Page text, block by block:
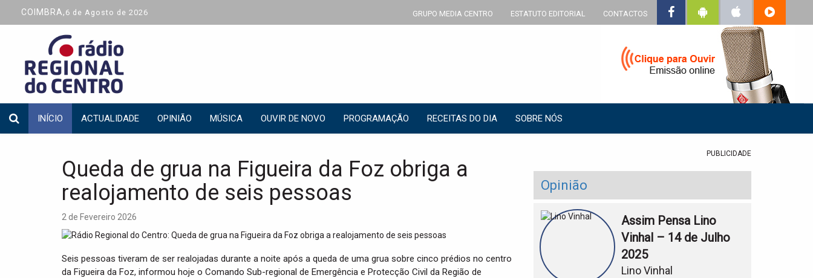
COIMBRA, 6 de Agosto de 2026 GRUPO MEDIA CENTRO ESTATUTO EDITORIAL CONTACTOS
INÍCIO ACTUALIDADE OPINIÃO MÚSICA OUVIR DE NOVO PROGRAMAÇÃO RECEITAS DO DIA SOBRE NÓS
Queda de grua na Figueira da Foz obriga a
realojamento de seis pessoas
2 de Fevereiro 2026
Seis pessoas tiveram de ser realojadas durante a noite após a queda de uma grua sobre cinco prédios no centro
da Figueira da Foz, informou hoje o Comando Sub-regional de Emergência e Protecção Civil da Região de
PUBLICIDADE
Opinião
Assim Pensa Lino
Vinhal – 14 de Julho
2025
Lino Vinhal